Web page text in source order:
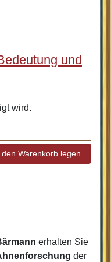
und
wird.
erhalten Sie
der